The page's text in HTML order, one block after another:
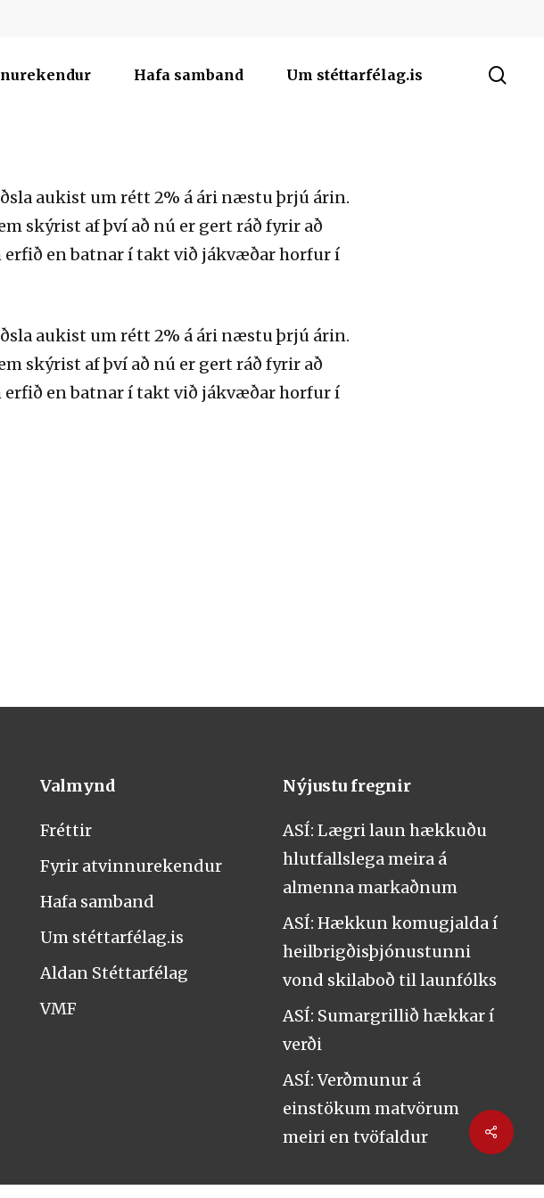
Hafa samband Um stéttarfélag.is
aukist um rétt 2% á ári næstu þrjú árin.
skýrist af því að nú er gert ráð fyrir að
erfið en batnar í takt við jákvæðar horfur í
aukist um rétt 2% á ári næstu þrjú árin.
skýrist af því að nú er gert ráð fyrir að
erfið en batnar í takt við jákvæðar horfur í
Share
Valmynd
Fréttir
Fyrir atvinnurekendur
Hafa samband
Um stéttarfélag.is
Aldan Stéttarfélag
VMF
Nýjustu fregnir
ASÍ: Lægri laun hækkuðu
hlutfallslega meira á
almenna markaðnum
ASÍ: Hækkun komugjalda í
heilbrigðisþjónustunni
vond skilaboð til launfólks
ASÍ: Sumargrillið hækkar í
verði
ASÍ: Verðmunur á
einstökum matvörum
meiri en tvöfaldur